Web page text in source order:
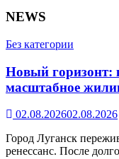
NEWS
Без категории
Новый горизонт:
масштабное
02.08.202602.08.2026
Город Луганск
ренессанс. После